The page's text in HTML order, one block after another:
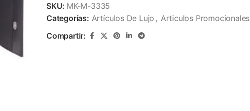
SKU: MK-M-3335
Categorías: Artículos De Lujo , Articulos Promocionales
Compartir: